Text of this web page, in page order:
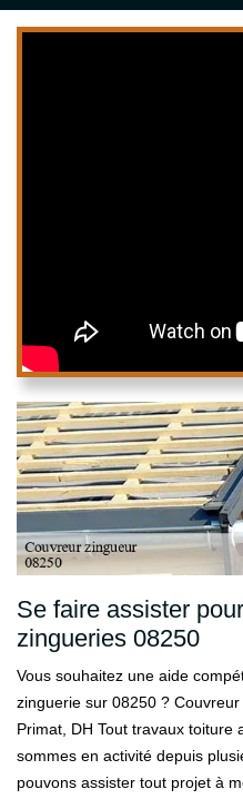
Se faire assister
zingueries 08250
Vous souhaitez une aide
zinguerie sur 08250 ?
Primat, DH Tout travaux toiture
sommes en activité depuis
pouvons assister tout projet à